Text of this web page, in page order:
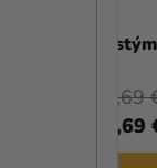
20,69
24,69